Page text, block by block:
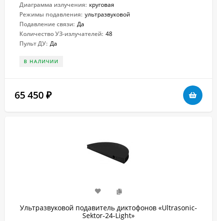
Диаграмма излучения: круговая
Режимы подавления: ультразвуковой
Подавление связи: Да
Количество УЗ-излучателей: 48
Пульт ДУ: Да
В НАЛИЧИИ
65 450 ₽
Ультразвуковой подавитель диктофонов «Ultrasonic-
Sektor-24-Light»